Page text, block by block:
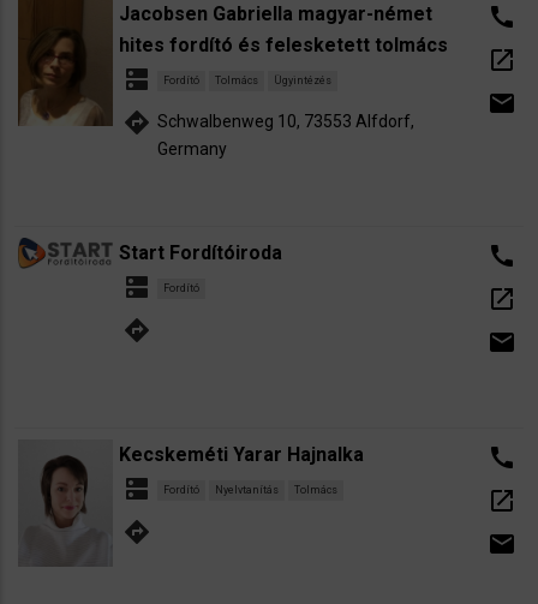
Jacobsen Gabriella magyar-német
hites fordító és felesketett tolmács
dns Fordító Tolmács Ügyintézés
directions Schwalbenweg 10, 73553 Alfdorf,
Germany
call
open_in_new
email
Start Fordítóiroda
dns Fordító
directions
call
open_in_new
email
Kecskeméti Yarar Hajnalka
dns Fordító Nyelvtanítás Tolmács
directions
call
open_in_new
email